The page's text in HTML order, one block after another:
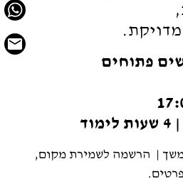
מדויקת.
4 מפגשים פתוחים
| הרשמה לשמירת מקום,